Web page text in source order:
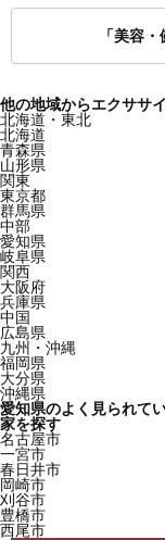
「美容
他の地域からエクササ
北海道・東北
北海道
青森県
山形県
関東
東京都
群馬県
中部
愛知県
岐阜県
関西
大阪府
兵庫県
中国
広島県
九州・沖縄
福岡県
大分県
沖縄県
愛知県のよく見られて
家を探す
名古屋市
一宮市
春日井市
岡崎市
刈谷市
豊橋市
西尾市